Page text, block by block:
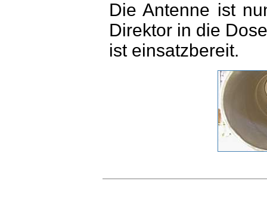
Die Antenne ist
Direktor in die
ist einsatzbereit.